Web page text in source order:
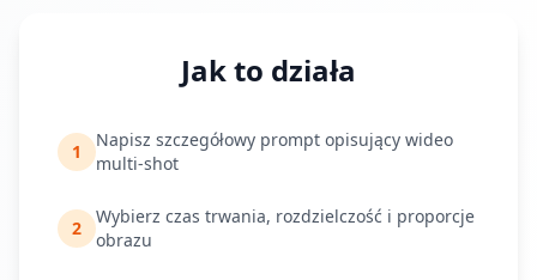
Jak to działa
1
Napisz szczegółowy prompt opisujący wideo
multi-shot
2
Wybierz czas trwania, rozdzielczość i proporcje
obrazu